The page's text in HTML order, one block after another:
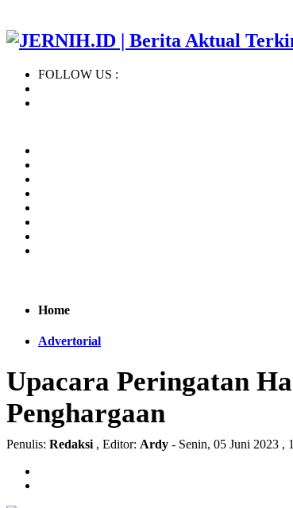
FOLLOW US :
Home
Advertorial
Upacara Peringatan
Penghargaan
Penulis: Redaksi , Editor: Ardy - Senin, 05 Juni 2023 ,